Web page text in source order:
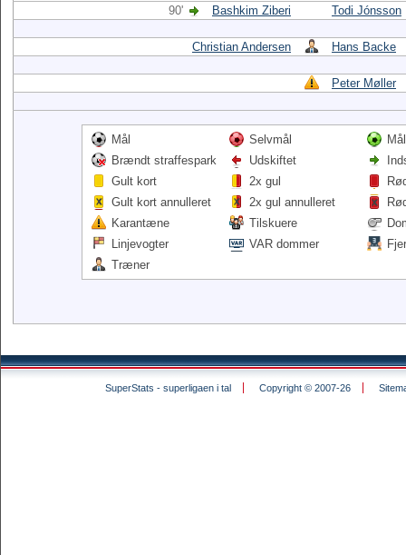
90'
Bashkim Ziberi Todi Jónsson
Christian Andersen Hans Backe
Peter Møller
Mål Selvmål
Brændt straffespark
Udskiftet
Gult kort
2x gul
Gult kort annulleret
2x gul annulleret
Karantæne
Tilskuere
Linjevogter
VAR dommer
Træner
SuperStats - superligaen i tal Copyright © 2007-26